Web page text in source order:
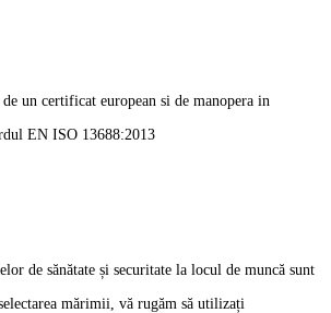
de un certificat european si de manopera in
EN ISO 13688:2013
de sănătate și securitate la locul de muncă sunt
mărimii, vă rugăm să utilizați